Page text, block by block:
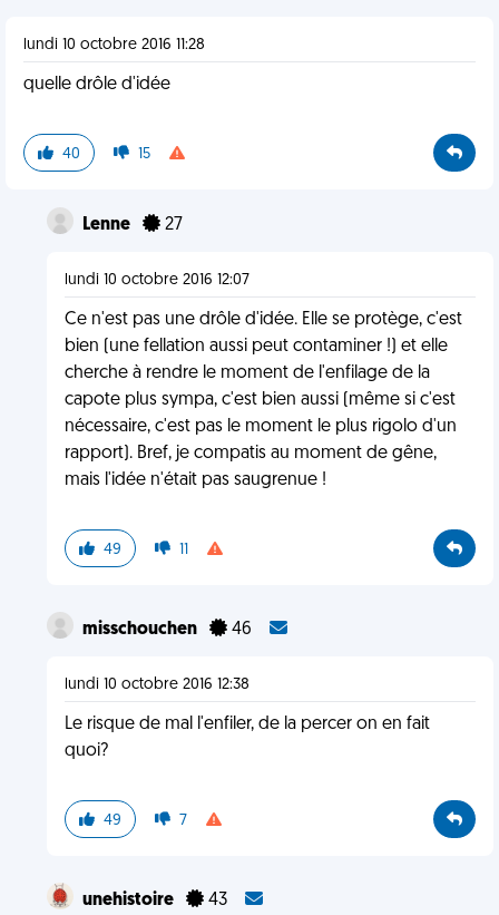
lundi 10 octobre 2016 11:28
quelle drôle d'idée
40 15
Lenne 27
lundi 10 octobre 2016 12:07
Ce n'est pas une drôle d'idée. Elle se protège, c'est
bien (une fellation aussi peut contaminer !) et elle
cherche à rendre le moment de l'enfilage de la
capote plus sympa, c'est bien aussi (même si c'est
nécessaire, c'est pas le moment le plus rigolo d'un
rapport). Bref, je compatis au moment de gêne,
mais l'idée n'était pas saugrenue !
49 11
misschouchen 46
lundi 10 octobre 2016 12:38
Le risque de mal l'enfiler, de la percer on en fait
quoi?
49 7
unehistoire 43